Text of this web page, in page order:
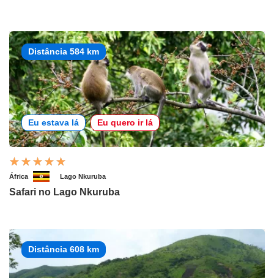
Distância 584 km
Eu estava lá Eu quero ir lá
África Lago Nkuruba
Safari no Lago Nkuruba
Distância 608 km